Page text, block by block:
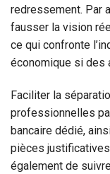
redressement. Par
fausser la vision
ce qui confronte
économique si des
Faciliter la
professionnelles
bancaire dédié,
pièces
également de